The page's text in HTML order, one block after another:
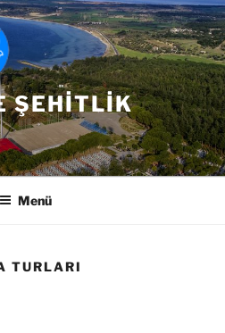
ŞEHITLIK
Menü
TURLARI